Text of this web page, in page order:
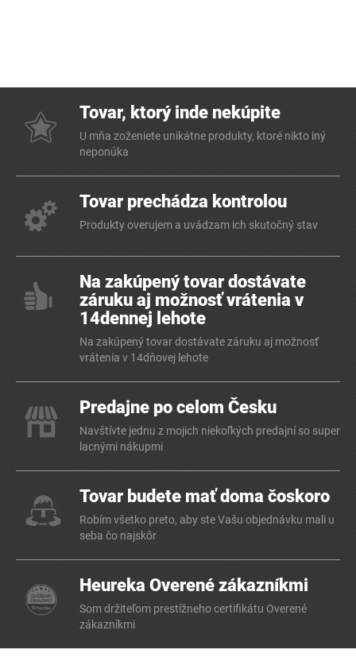
Tovar, ktorý inde nekúpite
U mňa zoženiete unikátne produkty, ktoré nikto iný
neponúka
Tovar prechádza kontrolou
Produkty overujem a uvádzam ich skutočný stav
Na zakúpený tovar dostávate
záruku aj možnosť vrátenia v
14dennej lehote
Na zakúpený tovar dostávate záruku aj možnosť
vrátenia v 14dňovej lehote
Predajne po celom Česku
Navštívte jednu z mojich niekoľkých predajní so super
lacnými nákupmi
Tovar budete mať doma čoskoro
Robím všetko preto, aby ste Vašu objednávku mali u
seba čo najskôr
Heureka Overené zákazníkmi
Som držiteľom prestížneho certifikátu Overené
zákazníkmi